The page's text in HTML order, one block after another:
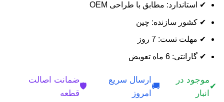
✔ استاندارد: مطابق با طراحی OEM
✔ کشور سازنده: چین
✔ مهلت تست: 7 روز
✔ گارانتی: 6 ماه تعویض
✔
موجود در
انبار
🚚
ارسال سریع
امروز
🛡️
ضمانت اصالت
قطعه